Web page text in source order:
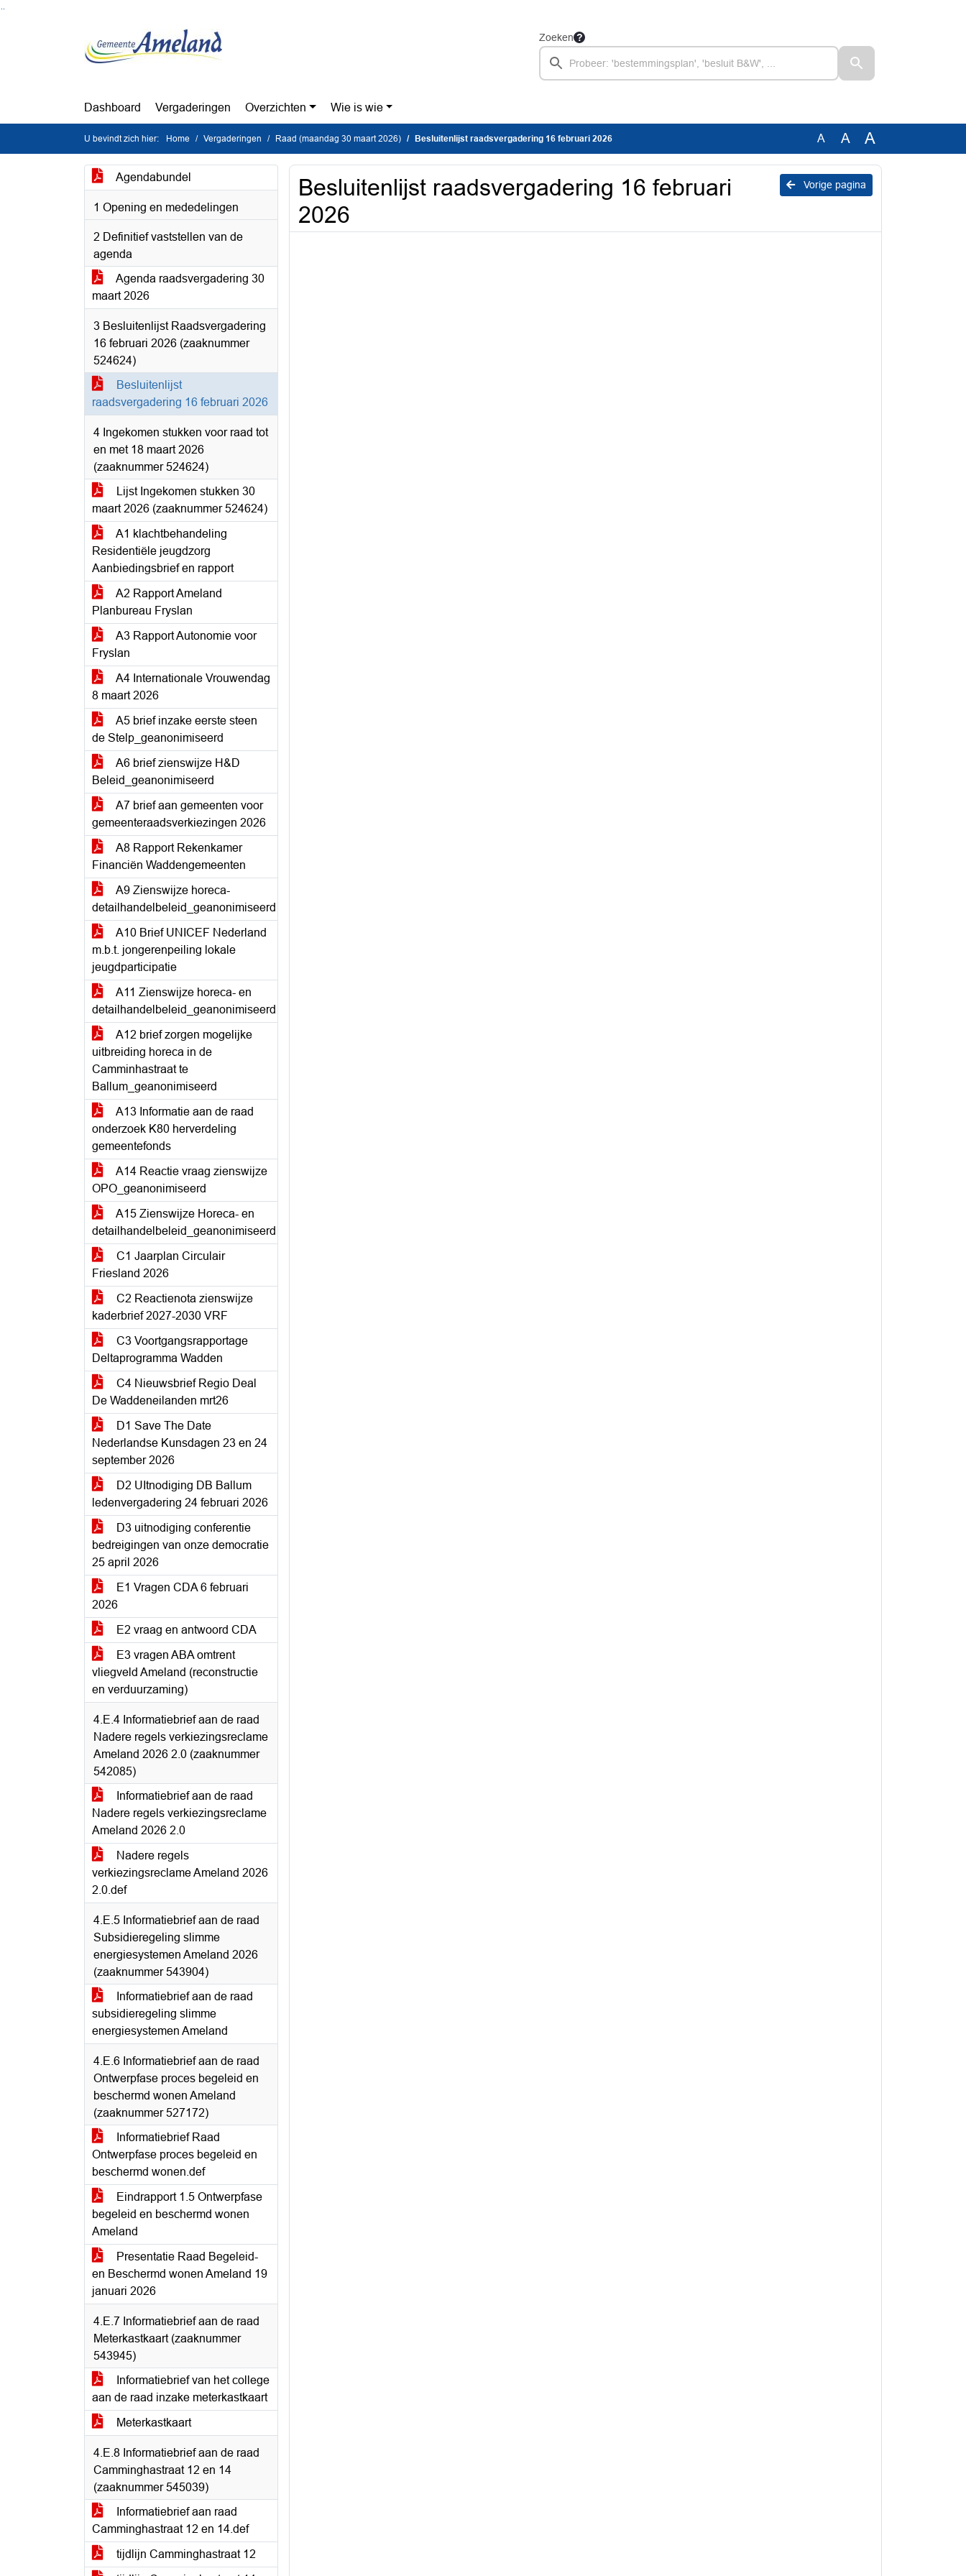
Zoeken
Dashboard Vergaderingen Overzichten Wie is wie
U bevindt zich hier: Home Vergaderingen Raad (maandag 30 maart 2026) Besluitenlijst raadsvergadering 16 februari 2026 A A A
Agendabundel
1 Opening en mededelingen
2 Definitief vaststellen van de
agenda
Agenda raadsvergadering 30
maart 2026
3 Besluitenlijst Raadsvergadering
16 februari 2026 (zaaknummer
524624)
Besluitenlijst
raadsvergadering 16 februari 2026
4 Ingekomen stukken voor raad tot
en met 18 maart 2026
(zaaknummer 524624)
Lijst Ingekomen stukken 30
maart 2026 (zaaknummer 524624)
A1 klachtbehandeling
Residentiële jeugdzorg
Aanbiedingsbrief en rapport
A2 Rapport Ameland
Planbureau Fryslan
A3 Rapport Autonomie voor
Fryslan
A4 Internationale Vrouwendag
8 maart 2026
A5 brief inzake eerste steen
de Stelp_geanonimiseerd
A6 brief zienswijze H&D
Beleid_geanonimiseerd
A7 brief aan gemeenten voor
gemeenteraadsverkiezingen 2026
A8 Rapport Rekenkamer
Financiën Waddengemeenten
A9 Zienswijze horeca-
detailhandelbeleid_geanonimiseerd
A10 Brief UNICEF Nederland
m.b.t. jongerenpeiling lokale
jeugdparticipatie
A11 Zienswijze horeca- en
detailhandelbeleid_geanonimiseerd
A12 brief zorgen mogelijke
uitbreiding horeca in de
Camminhastraat te
Ballum_geanonimiseerd
A13 Informatie aan de raad
onderzoek K80 herverdeling
gemeentefonds
A14 Reactie vraag zienswijze
OPO_geanonimiseerd
A15 Zienswijze Horeca- en
detailhandelbeleid_geanonimiseerd
C1 Jaarplan Circulair
Friesland 2026
C2 Reactienota zienswijze
kaderbrief 2027-2030 VRF
C3 Voortgangsrapportage
Deltaprogramma Wadden
C4 Nieuwsbrief Regio Deal
De Waddeneilanden mrt26
D1 Save The Date
Nederlandse Kunsdagen 23 en 24
september 2026
D2 UItnodiging DB Ballum
ledenvergadering 24 februari 2026
D3 uitnodiging conferentie
bedreigingen van onze democratie
25 april 2026
E1 Vragen CDA 6 februari
2026
E2 vraag en antwoord CDA
E3 vragen ABA omtrent
vliegveld Ameland (reconstructie
en verduurzaming)
4.E.4 Informatiebrief aan de raad
Nadere regels verkiezingsreclame
Ameland 2026 2.0 (zaaknummer
542085)
Informatiebrief aan de raad
Nadere regels verkiezingsreclame
Ameland 2026 2.0
Nadere regels
verkiezingsreclame Ameland 2026
2.0.def
4.E.5 Informatiebrief aan de raad
Subsidieregeling slimme
energiesystemen Ameland 2026
(zaaknummer 543904)
Informatiebrief aan de raad
subsidieregeling slimme
energiesystemen Ameland
4.E.6 Informatiebrief aan de raad
Ontwerpfase proces begeleid en
beschermd wonen Ameland
(zaaknummer 527172)
Informatiebrief Raad
Ontwerpfase proces begeleid en
beschermd wonen.def
Eindrapport 1.5 Ontwerpfase
begeleid en beschermd wonen
Ameland
Presentatie Raad Begeleid-
en Beschermd wonen Ameland 19
januari 2026
4.E.7 Informatiebrief aan de raad
Meterkastkaart (zaaknummer
543945)
Informatiebrief van het college
aan de raad inzake meterkastkaart
Meterkastkaart
4.E.8 Informatiebrief aan de raad
Camminghastraat 12 en 14
(zaaknummer 545039)
Informatiebrief aan raad
Camminghastraat 12 en 14.def
tijdlijn Camminghastraat 12
Vorige pagina
Besluitenlijst raadsvergadering 16 februari
2026